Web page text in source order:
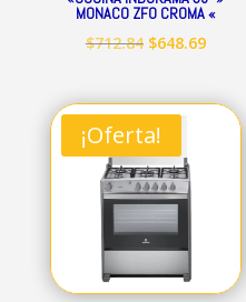
MONACO ZFO CROMA «
$712.84 El
original
era:
$712.84.
$648.69El
actual
¡Oferta!